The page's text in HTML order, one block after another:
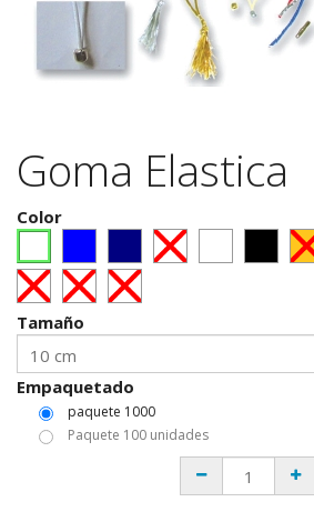
Goma Elastica
Color
Tamaño
Empaquetado
paquete 1000
Paquete 100 unidades